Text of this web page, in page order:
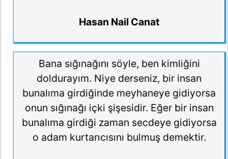
Hasan Nail Canat
Bana sığınağını söyle, ben kimliğini
doldurayım. Niye derseniz, bir insan
bunalıma girdiğinde meyhaneye gidiyorsa
onun sığınağı içki şişesidir. Eğer bir insan
bunalıma girdiği zaman secdeye gidiyorsa
o adam kurtarıcısını bulmuş demektir.